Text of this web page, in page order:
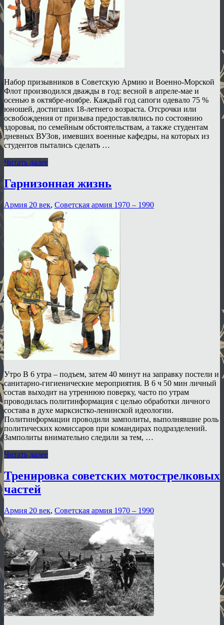
Набор призывников в Советскую Армию и Военно-Морской
Флот производился дважды в год: весной в апреле-мае и
осенью в октябре-ноябре. Каждый год сапоги одевало 75 %
юношей, достигших 18-летнего возраста. Отсрочки или
освобождения от призыва предоставлялись по состоянию
здоровья, по семейным обстоятельствам, а также студентам
дневных ВУЗов, имевших военные кафедры, на которых из
студентов пытались сделать …
Читать далее
Гарнизонная жизнь
Армия 20 век, Советская армия 1970 – 1990
Утро В 6 утра – подъем, затем 40 минут на заправку постели и
санитарно-гигиенические мероприятия. В 6 ч 50 мин личный
состав выходит на утреннюю поверку, часто по утрам
проводилась политинформация с целью обработки личного
состава в духе марксистко-ленинской идеологии.
Политинформации проводили замполиты, выполнявшие роль
политических комиссаров при командирах подразделений.
Замполиты внимательно следили за тем, …
Читать далее
Тренировка советских мотострелковых
частей
Армия 20 век, Советская армия 1970 – 1990